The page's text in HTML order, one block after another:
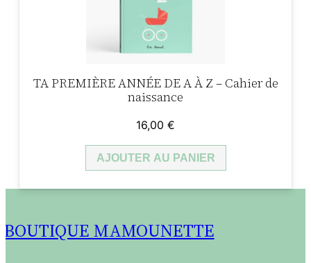
TA PREMIÈRE ANNÉE DE A À Z – Cahier de
naissance
16,00 €
AJOUTER AU PANIER
BOUTIQUE MAMOUNETTE